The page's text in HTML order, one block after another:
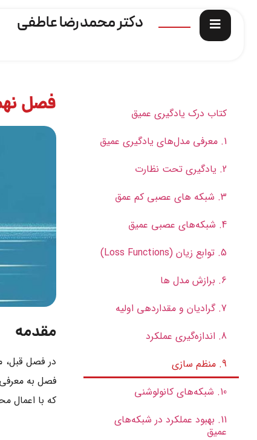
دکتر محمدرضا عاطفی
کتاب درک یادگیری عمیق
1. معرفی مدل‌های یادگیری عمیق
2. یادگیری تحت نظارت
3. شبکه های عصبی کم عمق
4. شبکه‌های عصبی عمیق
5. توابع زیان (Loss Functions)
6. برازش مدل ها
7. گرادیان و مقداردهی اولیه
8. اندازه‌گیری عملکرد
9. منظم سازی
10. شبکه‌های کانولوشنی
11. بهبود عملکرد در شبکه‌های
عمیق
فصل
مقدمه
در فصل قبل،
فصل به
که با اعمال